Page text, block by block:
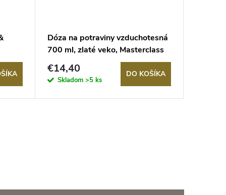
Dóza na potraviny vzduchotesná
700 ml, zlaté veko, Masterclass
€14,40
Skladom >5 ks
DO KOŠÍKA